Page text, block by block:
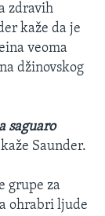
zdravih
kaže da je
veoma
džinovskog
saguaro
Saunder.
grupe za
ohrabri ljude